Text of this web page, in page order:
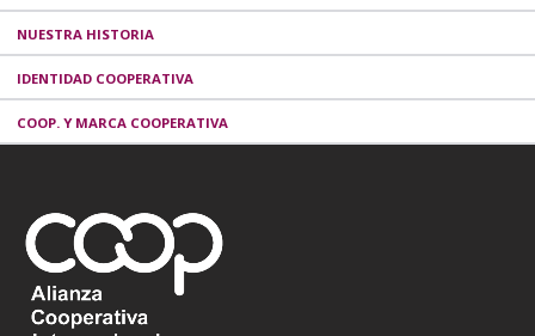
NUESTRA HISTORIA
IDENTIDAD COOPERATIVA
COOP. Y MARCA COOPERATIVA